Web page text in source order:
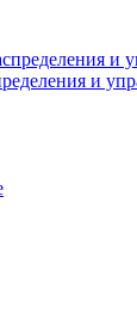
и